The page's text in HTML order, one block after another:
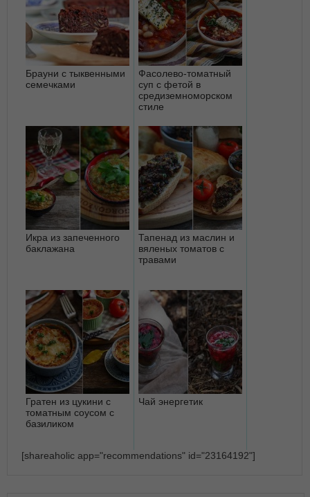
Брауни с тыквенными
семечками
Фасолево-томатный
суп с фетой в
средиземноморском
стиле
Икра из запеченного
баклажана
Тапенад из маслин и
вяленых томатов с
травами
Гратен из цукини с
томатным соусом с
базиликом
Чай энергетик
[shareaholic app="recommendations" id="23164192"]